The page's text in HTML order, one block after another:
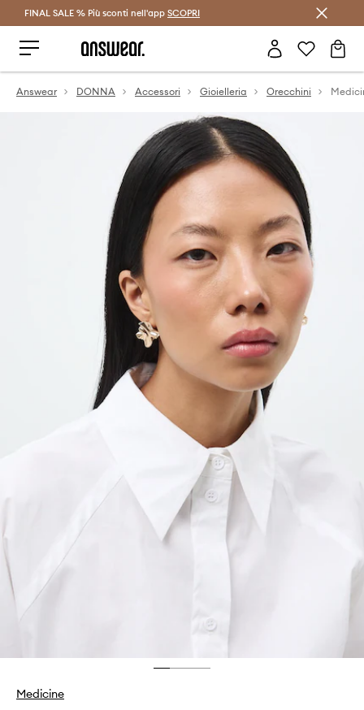
Risparmia con Answear Club >
FINAL SALE % Più sconti nell'app SCOPRI
Answear DONNA Accessori Gioielleria Orecchini
Medicine